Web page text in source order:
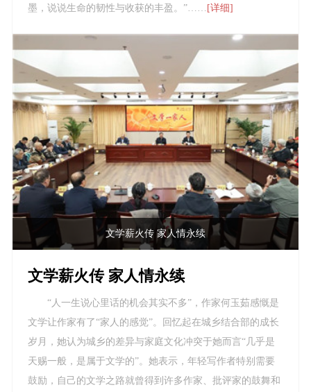
墨，说说生命的韧性与收获的丰盈。”……
[详细]
文学薪火传 家人情永续
文学薪火传 家人情永续
“人一生说心里话的机会其实不多”，作家何玉茹感慨是
文学让作家有了“家人的感觉”。回忆起在城乡结合部的成长
岁月，她认为城乡的差异与家庭文化冲突于她而言“几乎是
天赐一般，是属于文学的”。她表示，年轻写作者特别需要
鼓励，自己的文学之路就曾得到许多作家、批评家的鼓舞和